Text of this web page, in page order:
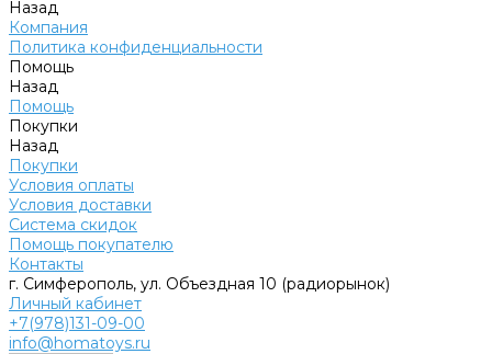
Назад
Компания
Политика конфиденциальности
Помощь
Назад
Помощь
Покупки
Назад
Покупки
Условия оплаты
Условия доставки
Система скидок
Помощь покупателю
Контакты
г. Симферополь, ул. Объездная 10 (радиорынок)
Личный кабинет
+7(978)131-09-00
info@homatoys.ru